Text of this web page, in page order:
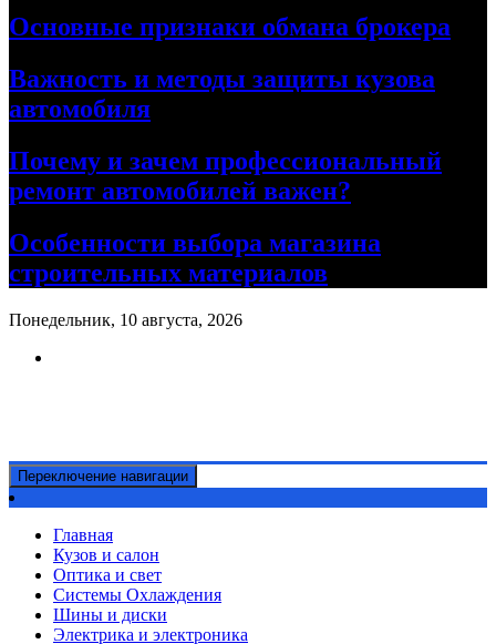
Основные признаки обмана брокера
Важность и методы защиты кузова
автомобиля
Почему и зачем профессиональный
ремонт автомобилей важен?
Особенности выбора магазина
строительных материалов
Понедельник, 10 августа, 2026
Переключение навигации
Главная
Кузов и салон
Оптика и свет
Системы Охлаждения
Шины и диски
Электрика и электроника